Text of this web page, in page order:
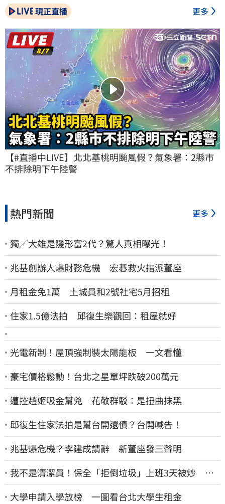
現正直播 更多
【#直播中LIVE】北北基桃明颱風假？氣象署：2縣市
不排除明下午陸警
熱門新聞 更多
獨／大雄是隱形富2代？驚人真相曝光！
兆基創辦人爆財務危機 宏碁救火指派董座
月租金免1萬 土城員和2號社宅5月招租
住家1.5億法拍 邱復生樂觀回：租屋就好
光電新制！屋頂強制裝太陽能板 一文看懂
豪宅價格鬆動！台北之星單坪跌破200萬元
遭控趙姬吸金幫兇 花敬群駁：是扭曲抹黑
邱復生住家法拍是幫台開還債？台開喊告！
兆基爆危機？李建成請辭 新董座發三聲明
我不是清潔員！保全「拒倒垃圾」上班3天被炒 找
法院討公道結果出爐
大學申請入學放榜 一圖看台北大學生租金